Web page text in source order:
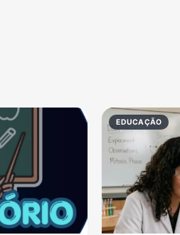
EDUCAÇÃO